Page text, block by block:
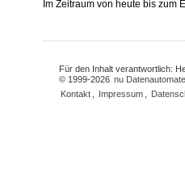
Im Zeitraum von heute bis zum
Für den Inhalt verantwortlich:
© 1999-2026 nu
Kontakt
Impressum